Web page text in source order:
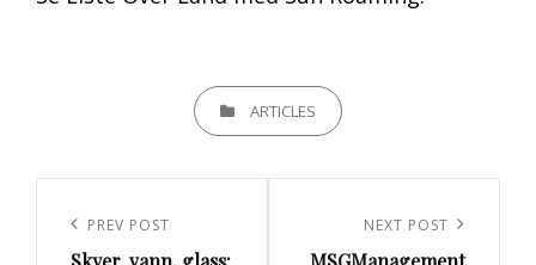
CATEGORIESARTICLES
Previous
PREV POST NEXT POST